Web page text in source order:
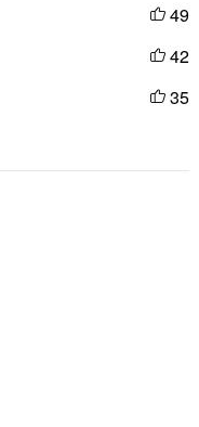
 49
 42
 35